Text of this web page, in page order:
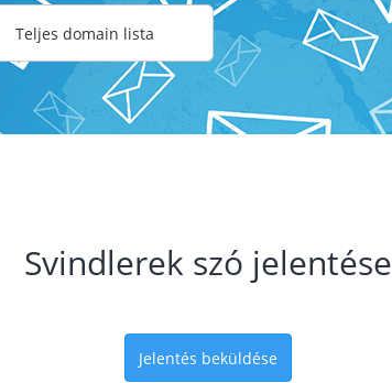
Teljes domain lista
Svindlerek szó jelentése
Jelentés beküldése